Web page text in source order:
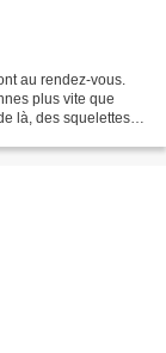
au rendez-vous.
plus vite que
là, des squelettes